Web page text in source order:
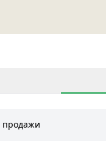
продажи